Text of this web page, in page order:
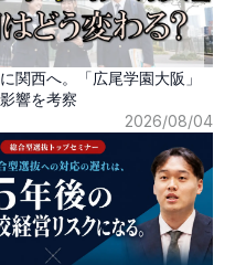
関西へ。「広尾学園大阪」
響を考察
2026/08/04